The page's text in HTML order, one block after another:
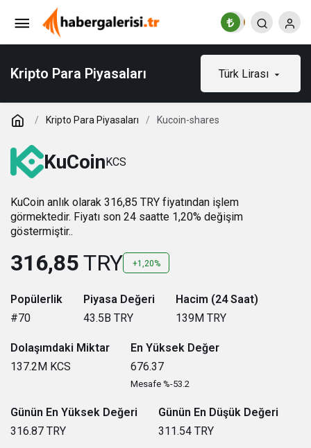
Kripto Para Piyasaları Türk Lirası
Kripto Para Piyasaları Kucoin-shares
KuCoinKCS
KuCoin anlık olarak 316,85 TRY fiyatından işlem
görmektedir. Fiyatı son 24 saatte 1,20% değişim
göstermiştir..
316,85TRY +1,20%
Popülerlik
#70
Piyasa Değeri
43.5B TRY
Hacim (24 Saat)
139M TRY
Dolaşımdaki Miktar
137.2M KCS
En Yüksek Değer
676.37
Mesafe %-53.2
Günün En Yüksek Değeri
316.87 TRY
Günün En Düşük Değeri
311.54 TRY